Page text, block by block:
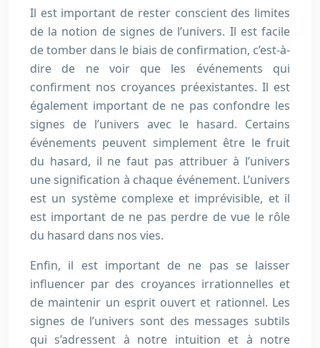
Il est important de rester conscient des limites
de la notion de signes de l’univers. Il est facile
de tomber dans le biais de confirmation, c’est-à-
dire de ne voir que les événements qui
confirment nos croyances préexistantes. Il est
également important de ne pas confondre les
signes de l’univers avec le hasard. Certains
événements peuvent simplement être le fruit
du hasard, il ne faut pas attribuer à l’univers
une signification à chaque événement. L’univers
est un système complexe et imprévisible, et il
est important de ne pas perdre de vue le rôle
du hasard dans nos vies.
Enfin, il est important de ne pas se laisser
influencer par des croyances irrationnelles et
de maintenir un esprit ouvert et rationnel. Les
signes de l’univers sont des messages subtils
qui s’adressent à notre intuition et à notre